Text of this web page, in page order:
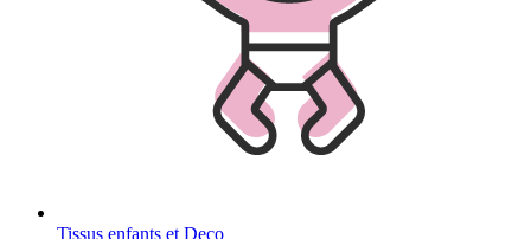
Tissus enfants et Deco